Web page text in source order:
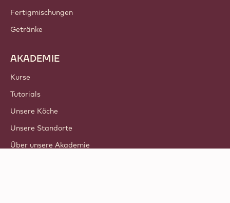
Fertigmischungen
Getränke
AKADEMIE
Kurse
Tutorials
Unsere Köche
Unsere Standorte
Über unsere Akademie